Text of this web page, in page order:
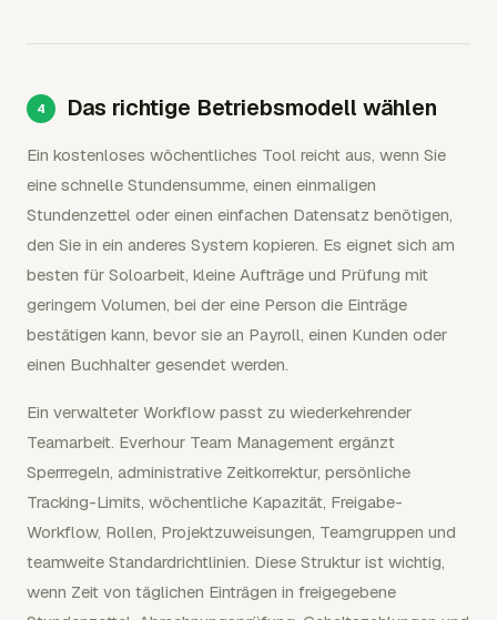
Das richtige Betriebsmodell wählen
Ein kostenloses wöchentliches Tool reicht aus, wenn Sie
eine schnelle Stundensumme, einen einmaligen
Stundenzettel oder einen einfachen Datensatz benötigen,
den Sie in ein anderes System kopieren. Es eignet sich am
besten für Soloarbeit, kleine Aufträge und Prüfung mit
geringem Volumen, bei der eine Person die Einträge
bestätigen kann, bevor sie an Payroll, einen Kunden oder
einen Buchhalter gesendet werden.
Ein verwalteter Workflow passt zu wiederkehrender
Teamarbeit. Everhour Team Management ergänzt
Sperrregeln, administrative Zeitkorrektur, persönliche
Tracking-Limits, wöchentliche Kapazität, Freigabe-
Workflow, Rollen, Projektzuweisungen, Teamgruppen und
teamweite Standardrichtlinien. Diese Struktur ist wichtig,
wenn Zeit von täglichen Einträgen in freigegebene